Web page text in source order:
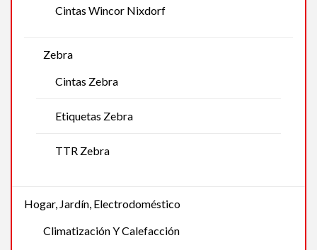
Cintas Wincor Nixdorf
Zebra
Cintas Zebra
Etiquetas Zebra
TTR Zebra
Hogar, Jardín, Electrodoméstico
Climatización Y Calefacción